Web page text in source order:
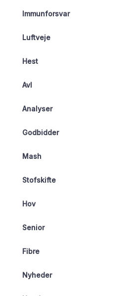
Immunforsvar
Luftveje
Hest
Avl
Analyser
Godbidder
Mash
Stofskifte
Hov
Senior
Fibre
Nyheder